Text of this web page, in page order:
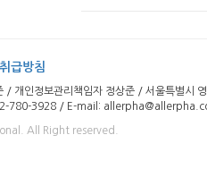
급방침
/ 개인정보관리책임자 정상준 / 서울특별시
780-3928 / E-mail:
All Right reserved.